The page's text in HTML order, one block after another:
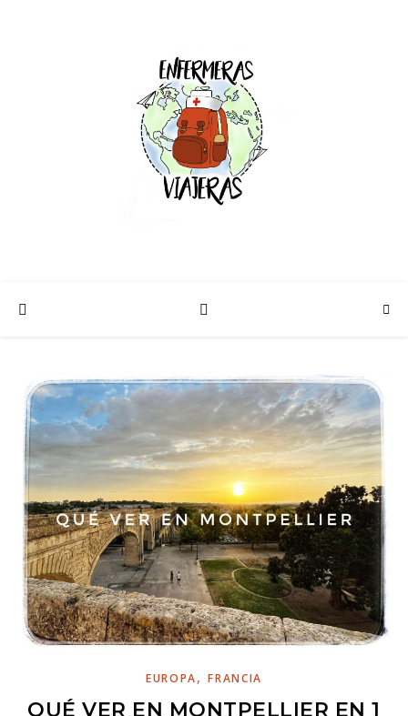
EUROPA,FRANCIA
QUÉ VER EN MONTPELLIER EN 1